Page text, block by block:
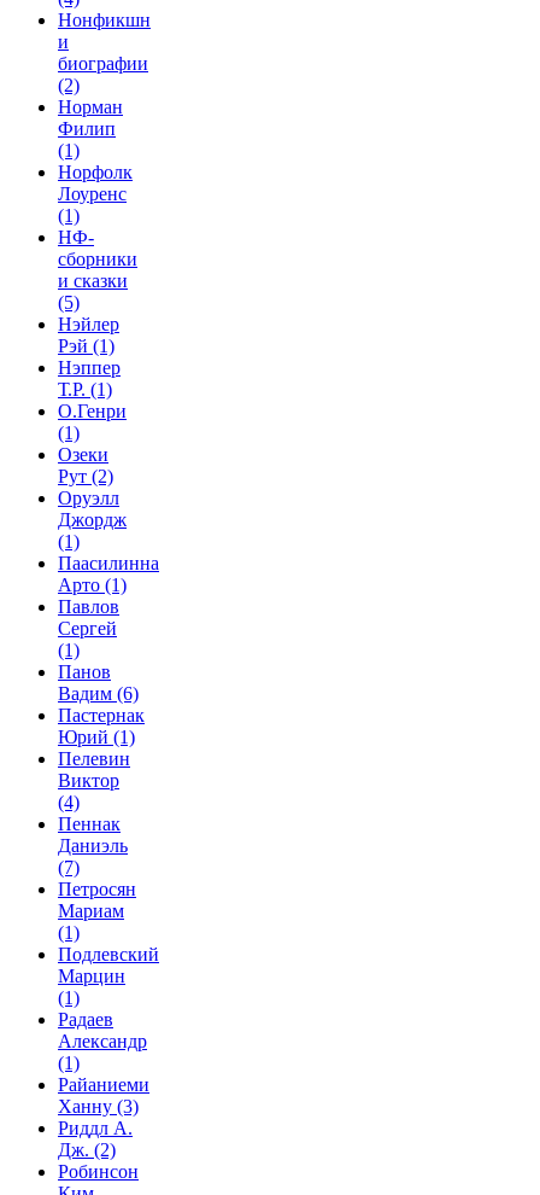
Нонфикшн
и
биографии
(2)
Норман
Филип
(1)
Норфолк
Лоуренс
(1)
НФ-
сборники
и сказки
(5)
Нэйлер
Рэй (1)
Нэппер
Т.Р. (1)
О.Генри
(1)
Озеки
Рут (2)
Оруэлл
Джордж
(1)
Паасилинна
Арто (1)
Павлов
Сергей
(1)
Панов
Вадим (6)
Пастернак
Юрий (1)
Пелевин
Виктор
(4)
Пеннак
Даниэль
(7)
Петросян
Мариам
(1)
Подлевский
Марцин
(1)
Радаев
Александр
(1)
Райаниеми
Ханну (3)
Риддл А.
Дж. (2)
Робинсон